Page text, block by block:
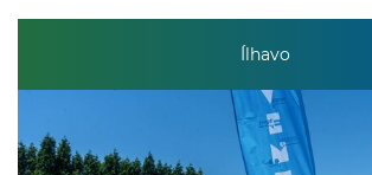
Ílhavo